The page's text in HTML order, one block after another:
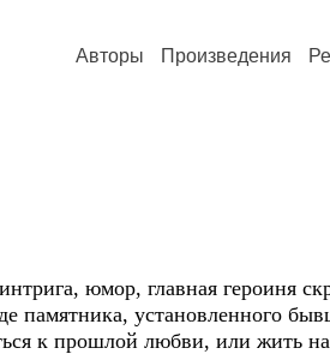
Авторы Произведения
юмор, главная героиня
памятника, установленного
к прошлой любви, или жить